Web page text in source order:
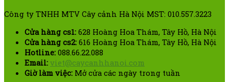
Công ty TNHH MTV Cây cảnh Hà Nội MST: 010.557.3223
Cửa hàng cs1: 628 Hoàng Hoa Thám, Tây Hồ, Hà Nội
Cửa hàng cs2: 616 Hoàng Hoa Thám, Tây Hồ, Hà Nội
Hotline: 088.66.22.088
Email: viet@caycanhhanoi.com
Giờ làm việc: Mở cửa các ngày trong tuần